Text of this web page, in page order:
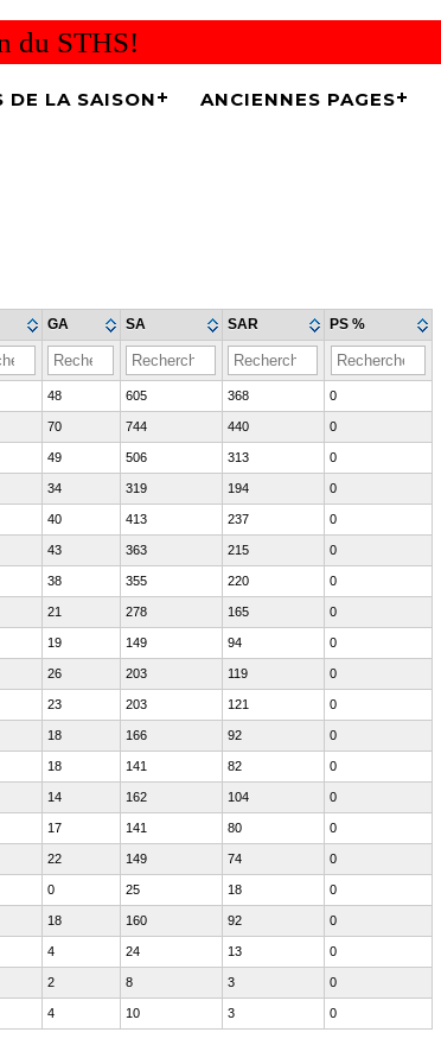
du STHS!
DE LA SAISON ANCIENNES PAGES
GA SA SAR PS %
48 605 368 0
70 744 440 0
49 506 313 0
34 319 194 0
40 413 237 0
43 363 215 0
38 355 220 0
21 278 165 0
19 149 94 0
26 203 119 0
23 203 121 0
18 166 92 0
18 141 82 0
14 162 104 0
17 141 80 0
22 149 74 0
0 25 18 0
18 160 92 0
4 24 13 0
2 8 3 0
4 10 3 0